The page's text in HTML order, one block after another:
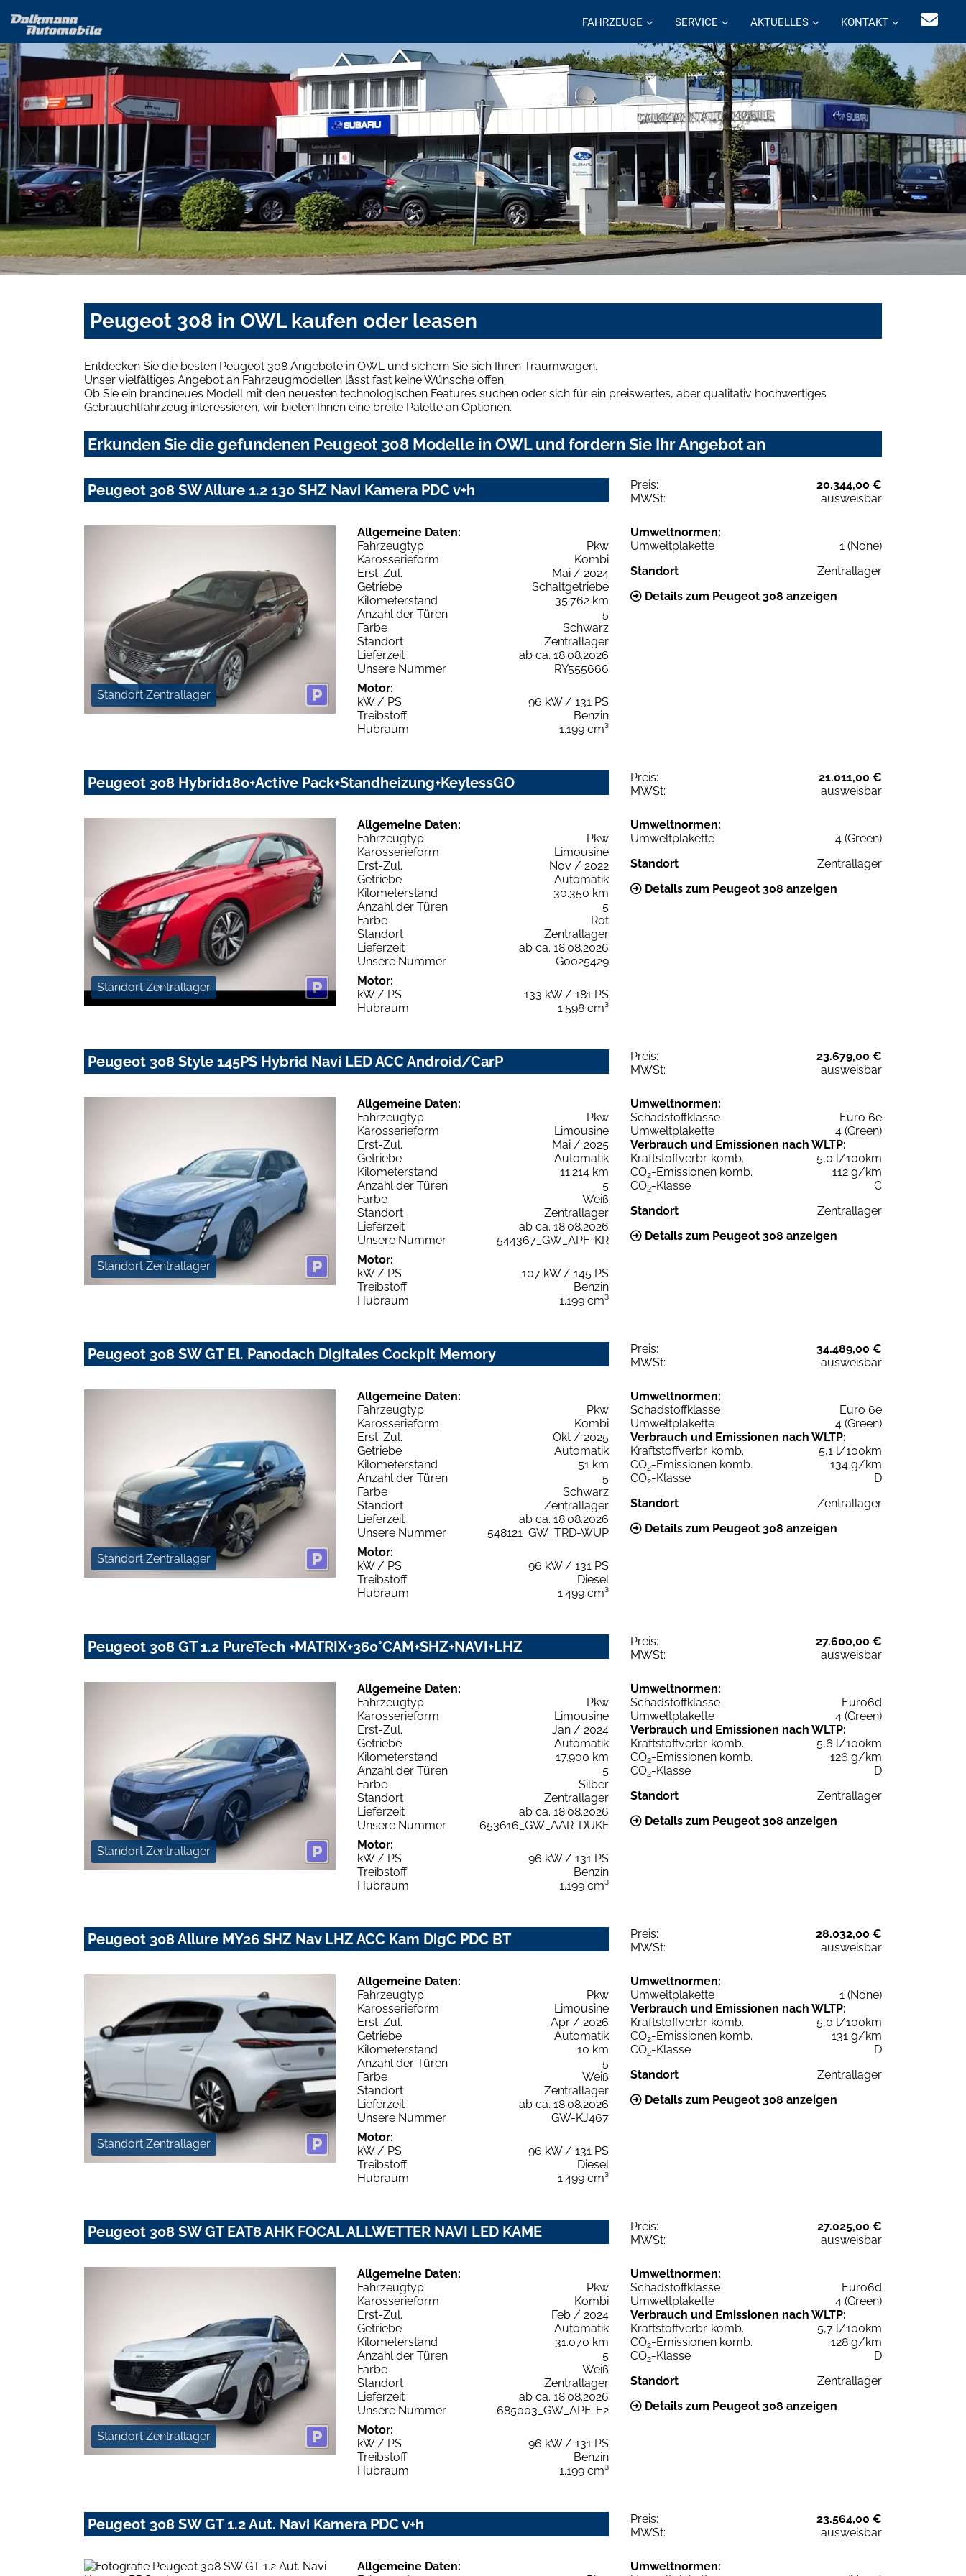
FAHRZEUGE SERVICE AKTUELLES KONTAKT
Peugeot 308 in OWL kaufen oder leasen
Entdecken Sie die besten Peugeot 308 Angebote in OWL und sichern Sie sich Ihren Traumwagen.
Unser vielfältiges Angebot an Fahrzeugmodellen lässt fast keine Wünsche offen.
Ob Sie ein brandneues Modell mit den neuesten technologischen Features suchen oder sich für ein preiswertes, aber qualitativ hochwertiges
Gebrauchtfahrzeug interessieren, wir bieten Ihnen eine breite Palette an Optionen.
Erkunden Sie die gefundenen Peugeot 308 Modelle in OWL und fordern Sie Ihr Angebot an
Peugeot 308 SW Allure 1.2 130 SHZ Navi Kamera PDC v+h Preis:
20.344,00 €
MWSt:
ausweisbar
Standort Zentrallager
Allgemeine Daten:
Fahrzeugtyp
Pkw
Karosserieform
Kombi
Erst-Zul.
Mai / 2024
Getriebe
Schaltgetriebe
Kilometerstand
35.762 km
Anzahl der Türen
5
Farbe
Schwarz
Standort
Zentrallager
Lieferzeit
ab ca. 18.08.2026
Unsere Nummer
RY555666
Motor:
kW / PS
96 kW / 131 PS
Treibstoff
Benzin
Hubraum
1.199 cm³
Umweltnormen:
Umweltplakette
1 (None)
Standort
Zentrallager
Details zum Peugeot 308 anzeigen
Peugeot 308 Hybrid180+Active Pack+Standheizung+KeylessGO Preis:
21.011,00 €
MWSt:
ausweisbar
Standort Zentrallager
Allgemeine Daten:
Fahrzeugtyp
Pkw
Karosserieform
Limousine
Erst-Zul.
Nov / 2022
Getriebe
Automatik
Kilometerstand
30.350 km
Anzahl der Türen
5
Farbe
Rot
Standort
Zentrallager
Lieferzeit
ab ca. 18.08.2026
Unsere Nummer
G0025429
Motor:
kW / PS
133 kW / 181 PS
Hubraum
1.598 cm³
Umweltnormen:
Umweltplakette
4 (Green)
Standort
Zentrallager
Details zum Peugeot 308 anzeigen
Peugeot 308 Style 145PS Hybrid Navi LED ACC Android/CarP Preis:
23.679,00 €
MWSt:
ausweisbar
Standort Zentrallager
Allgemeine Daten:
Fahrzeugtyp
Pkw
Karosserieform
Limousine
Erst-Zul.
Mai / 2025
Getriebe
Automatik
Kilometerstand
11.214 km
Anzahl der Türen
5
Farbe
Weiß
Standort
Zentrallager
Lieferzeit
ab ca. 18.08.2026
Unsere Nummer
544367_GW_APF-KR
Motor:
kW / PS
107 kW / 145 PS
Treibstoff
Benzin
Hubraum
1.199 cm³
Umweltnormen:
Schadstoffklasse
Euro 6e
Umweltplakette
4 (Green)
Verbrauch und Emissionen nach WLTP:
Kraftstoffverbr. komb.
5,0 l/100km
CO2-Emissionen komb.
112 g/km
CO2-Klasse
C
Standort
Zentrallager
Details zum Peugeot 308 anzeigen
Peugeot 308 SW GT El. Panodach Digitales Cockpit Memory Preis:
34.489,00 €
MWSt:
ausweisbar
Standort Zentrallager
Allgemeine Daten:
Fahrzeugtyp
Pkw
Karosserieform
Kombi
Erst-Zul.
Okt / 2025
Getriebe
Automatik
Kilometerstand
51 km
Anzahl der Türen
5
Farbe
Schwarz
Standort
Zentrallager
Lieferzeit
ab ca. 18.08.2026
Unsere Nummer
548121_GW_TRD-WUP
Motor:
kW / PS
96 kW / 131 PS
Treibstoff
Diesel
Hubraum
1.499 cm³
Umweltnormen:
Schadstoffklasse
Euro 6e
Umweltplakette
4 (Green)
Verbrauch und Emissionen nach WLTP:
Kraftstoffverbr. komb.
5,1 l/100km
CO2-Emissionen komb.
134 g/km
CO2-Klasse
D
Standort
Zentrallager
Details zum Peugeot 308 anzeigen
Peugeot 308 GT 1.2 PureTech +MATRIX+360°CAM+SHZ+NAVI+LHZ Preis:
27.600,00 €
MWSt:
ausweisbar
Standort Zentrallager
Allgemeine Daten:
Fahrzeugtyp
Pkw
Karosserieform
Limousine
Erst-Zul.
Jan / 2024
Getriebe
Automatik
Kilometerstand
17.900 km
Anzahl der Türen
5
Farbe
Silber
Standort
Zentrallager
Lieferzeit
ab ca. 18.08.2026
Unsere Nummer
653616_GW_AAR-DUKF
Motor:
kW / PS
96 kW / 131 PS
Treibstoff
Benzin
Hubraum
1.199 cm³
Umweltnormen:
Schadstoffklasse
Euro6d
Umweltplakette
4 (Green)
Verbrauch und Emissionen nach WLTP:
Kraftstoffverbr. komb.
5,6 l/100km
CO2-Emissionen komb.
126 g/km
CO2-Klasse
D
Standort
Zentrallager
Details zum Peugeot 308 anzeigen
Peugeot 308 Allure MY26 SHZ Nav LHZ ACC Kam DigC PDC BT Preis:
28.032,00 €
MWSt:
ausweisbar
Standort Zentrallager
Allgemeine Daten:
Fahrzeugtyp
Pkw
Karosserieform
Limousine
Erst-Zul.
Apr / 2026
Getriebe
Automatik
Kilometerstand
10 km
Anzahl der Türen
5
Farbe
Weiß
Standort
Zentrallager
Lieferzeit
ab ca. 18.08.2026
Unsere Nummer
GW-KJ467
Motor:
kW / PS
96 kW / 131 PS
Treibstoff
Diesel
Hubraum
1.499 cm³
Umweltnormen:
Umweltplakette
1 (None)
Verbrauch und Emissionen nach WLTP:
Kraftstoffverbr. komb.
5,0 l/100km
CO2-Emissionen komb.
131 g/km
CO2-Klasse
D
Standort
Zentrallager
Details zum Peugeot 308 anzeigen
Peugeot 308 SW GT EAT8 AHK FOCAL ALLWETTER NAVI LED KAME Preis:
27.025,00 €
MWSt:
ausweisbar
Standort Zentrallager
Allgemeine Daten:
Fahrzeugtyp
Pkw
Karosserieform
Kombi
Erst-Zul.
Feb / 2024
Getriebe
Automatik
Kilometerstand
31.070 km
Anzahl der Türen
5
Farbe
Weiß
Standort
Zentrallager
Lieferzeit
ab ca. 18.08.2026
Unsere Nummer
685003_GW_APF-E2
Motor:
kW / PS
96 kW / 131 PS
Treibstoff
Benzin
Hubraum
1.199 cm³
Umweltnormen:
Schadstoffklasse
Euro6d
Umweltplakette
4 (Green)
Verbrauch und Emissionen nach WLTP:
Kraftstoffverbr. komb.
5,7 l/100km
CO2-Emissionen komb.
128 g/km
CO2-Klasse
D
Standort
Zentrallager
Details zum Peugeot 308 anzeigen
Peugeot 308 SW GT 1.2 Aut. Navi Kamera PDC v+h Preis:
23.564,00 €
MWSt:
ausweisbar
Allgemeine Daten:
Umweltnormen: